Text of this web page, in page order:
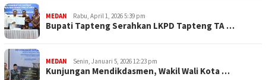
MEDAN Rabu, April 1, 2026 5:39 pm
Bupati Tapteng Serahkan LKPD Tapteng TA …
MEDAN Senin, Januari 5, 2026 12:23 pm
Kunjungan Mendikdasmen, Wakil Wali Kota …